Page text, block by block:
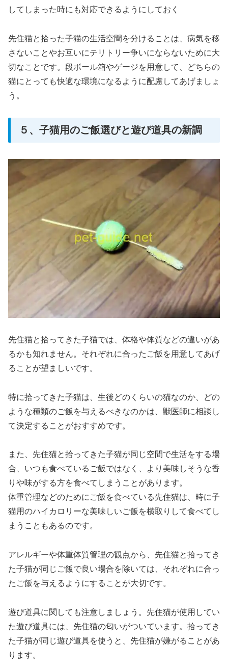
してしまった時にも対応できるようにしておく
先住猫と拾った子猫の生活空間を分けることは、病気を移
さないことやお互いにテリトリー争いにならないために大
切なことです。段ボール箱やゲージを用意して、どちらの
猫にとっても快適な環境になるように配慮してあげましょ
う。
５、子猫用のご飯選びと遊び道具の新調
先住猫と拾ってきた子猫では、体格や体質などの違いがあ
るかも知れません。それぞれに合ったご飯を用意してあげ
ることが望ましいです。
特に拾ってきた子猫は、生後どのくらいの猫なのか、どの
ような種類のご飯を与えるべきなのかは、獣医師に相談し
て決定することがおすすめです。
また、先住猫と拾ってきた子猫が同じ空間で生活をする場
合、いつも食べているご飯ではなく、より美味しそうな香
りや味がする方を食べてしまうことがあります。
体重管理などのためにご飯を食べている先住猫は、時に子
猫用のハイカロリーな美味しいご飯を横取りして食べてし
まうこともあるのです。
アレルギーや体重体質管理の観点から、先住猫と拾ってき
た子猫が同じご飯で良い場合を除いては、それぞれに合っ
たご飯を与えるようにすることが大切です。
遊び道具に関しても注意しましょう。先住猫が使用してい
た遊び道具には、先住猫の匂いがついています。拾ってき
た子猫が同じ遊び道具を使うと、先住猫が嫌がることがあ
ります。